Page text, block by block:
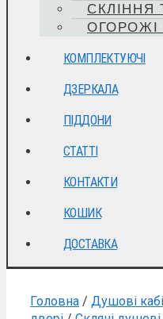
СКЛІННЯ
ОГОРОЖІ
КОМПЛЕКТУЮЧІ
ДЗЕРКАЛА
ПІДДОНИ
СТАТТІ
КОНТАКТИ
КОШИК
ДОСТАВКА
Головна / Душові